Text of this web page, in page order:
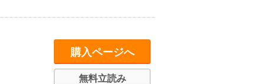
購入ページへ
無料立読み